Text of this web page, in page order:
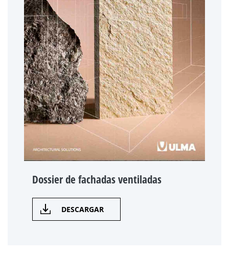
Dossier de fachadas ventiladas
DESCARGAR